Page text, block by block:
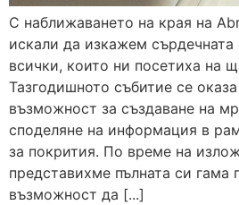
С наближаването на края на
искали да изкажем сърдечната
всички, които ни посетиха на
Тазгодишното събитие се
възможност за създаване на
споделяне на информация в
за покрития. По време на
представихме пълната си
възможност да [...]